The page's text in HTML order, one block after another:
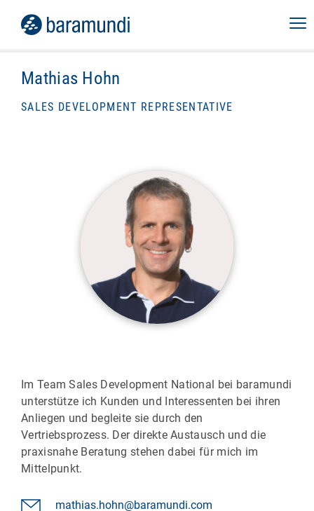
Mathias Hohn
SALES DEVELOPMENT REPRESENTATIVE
Im Team Sales Development National bei baramundi
unterstütze ich Kunden und Interessenten bei ihren
Anliegen und begleite sie durch den
Vertriebsprozess. Der direkte Austausch und die
praxisnahe Beratung stehen dabei für mich im
Mittelpunkt.
mathias.hohn@baramundi.com